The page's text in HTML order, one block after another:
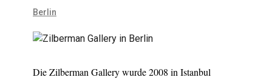
Berlin
Die Zilberman Gallery wurde 2008 in Istanbul